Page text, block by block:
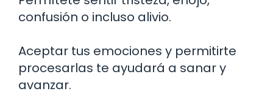
confusión o incluso alivio.
Aceptar tus emociones y permitirte
procesarlas te ayudará a sanar y
avanzar.